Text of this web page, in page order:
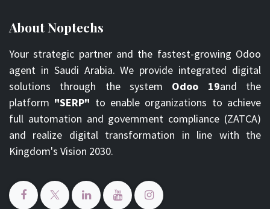
About Noptechs
Your strategic partner and the fastest-growing Odoo
agent in Saudi Arabia. We provide integrated digital
solutions through the system Odoo 19and the
platform "SERP" to enable organizations to achieve
full automation and government compliance (ZATCA)
and realize digital transformation in line with the
Kingdom's Vision 2030.